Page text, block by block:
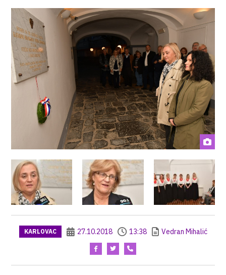
KARLOVAC 27.10.2018 13:38 Vedran Mihalić